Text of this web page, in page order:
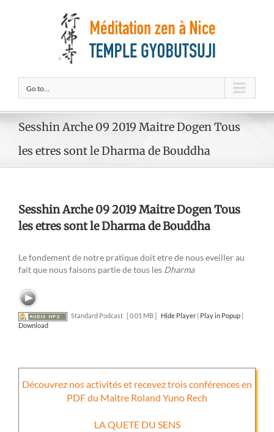
Go to...
Sesshin Arche 09 2019 Maitre Dogen Tous
les etres sont le Dharma de Bouddha
Sesshin Arche 09 2019 Maitre Dogen Tous
les etres sont le Dharma de Bouddha
Le fondement de notre pratique doit etre de nous eveiller au
fait que nous faisons partie de tous les Dharma
Standard Podcast [ 0.01 MB ] Hide Player| Play in Popup|
Download
Découvrez nos activités et recevez trois conférences en
PDF du Maître Roland Yuno Rech
LA QUETE DU SENS